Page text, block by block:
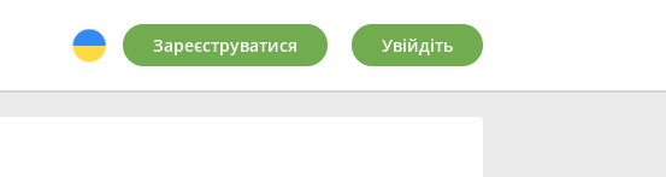
Зареєструватися Увійдіть